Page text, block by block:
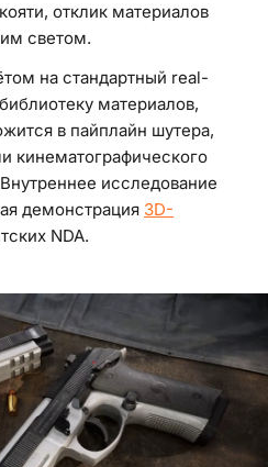
отклик материалов
светом.
на стандартный real-
материалов,
в пайплайн шутера,
кинематографического
исследование
демонстрация 3D-
NDA.